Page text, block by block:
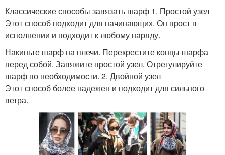
Классические способы завязать шарф 1. Простой узел
Этот способ подходит для начинающих. Он прост в
исполнении и подходит к любому наряду.
Накиньте шарф на плечи. Перекрестите концы шарфа
перед собой. Завяжите простой узел. Отрегулируйте
шарф по необходимости. 2. Двойной узел
Этот способ более надежен и подходит для сильного
ветра.